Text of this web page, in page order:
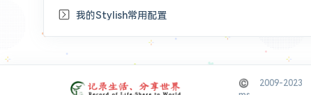
我的Stylish常用配置
© 2009-